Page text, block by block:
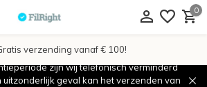
0
verzending vanaf € 100!
zijn wij telefonisch verminderd
uitzonderlijk geval kan het verzenden van